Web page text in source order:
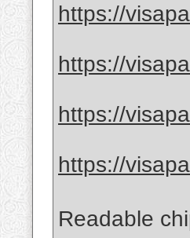
https://
https://
https://
https://
Readable